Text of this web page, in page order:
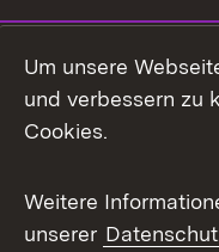
Mastodon
Messenger
Social Wall
X / Twitter
Um unsere
und verbessern zu
Cookies.
Weitere
unserer